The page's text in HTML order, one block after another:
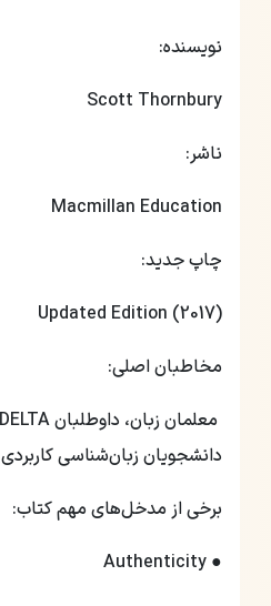
نویسنده:
Scott Thornbury
ناشر:
Macmillan Education
چاپ جدید:
Updated Edition (2017)
مخاطبان اصلی:
دانشجویان زبان‌شناسی کاربردی
برخی از مدخل‌های مهم کتاب:
● Authenticity